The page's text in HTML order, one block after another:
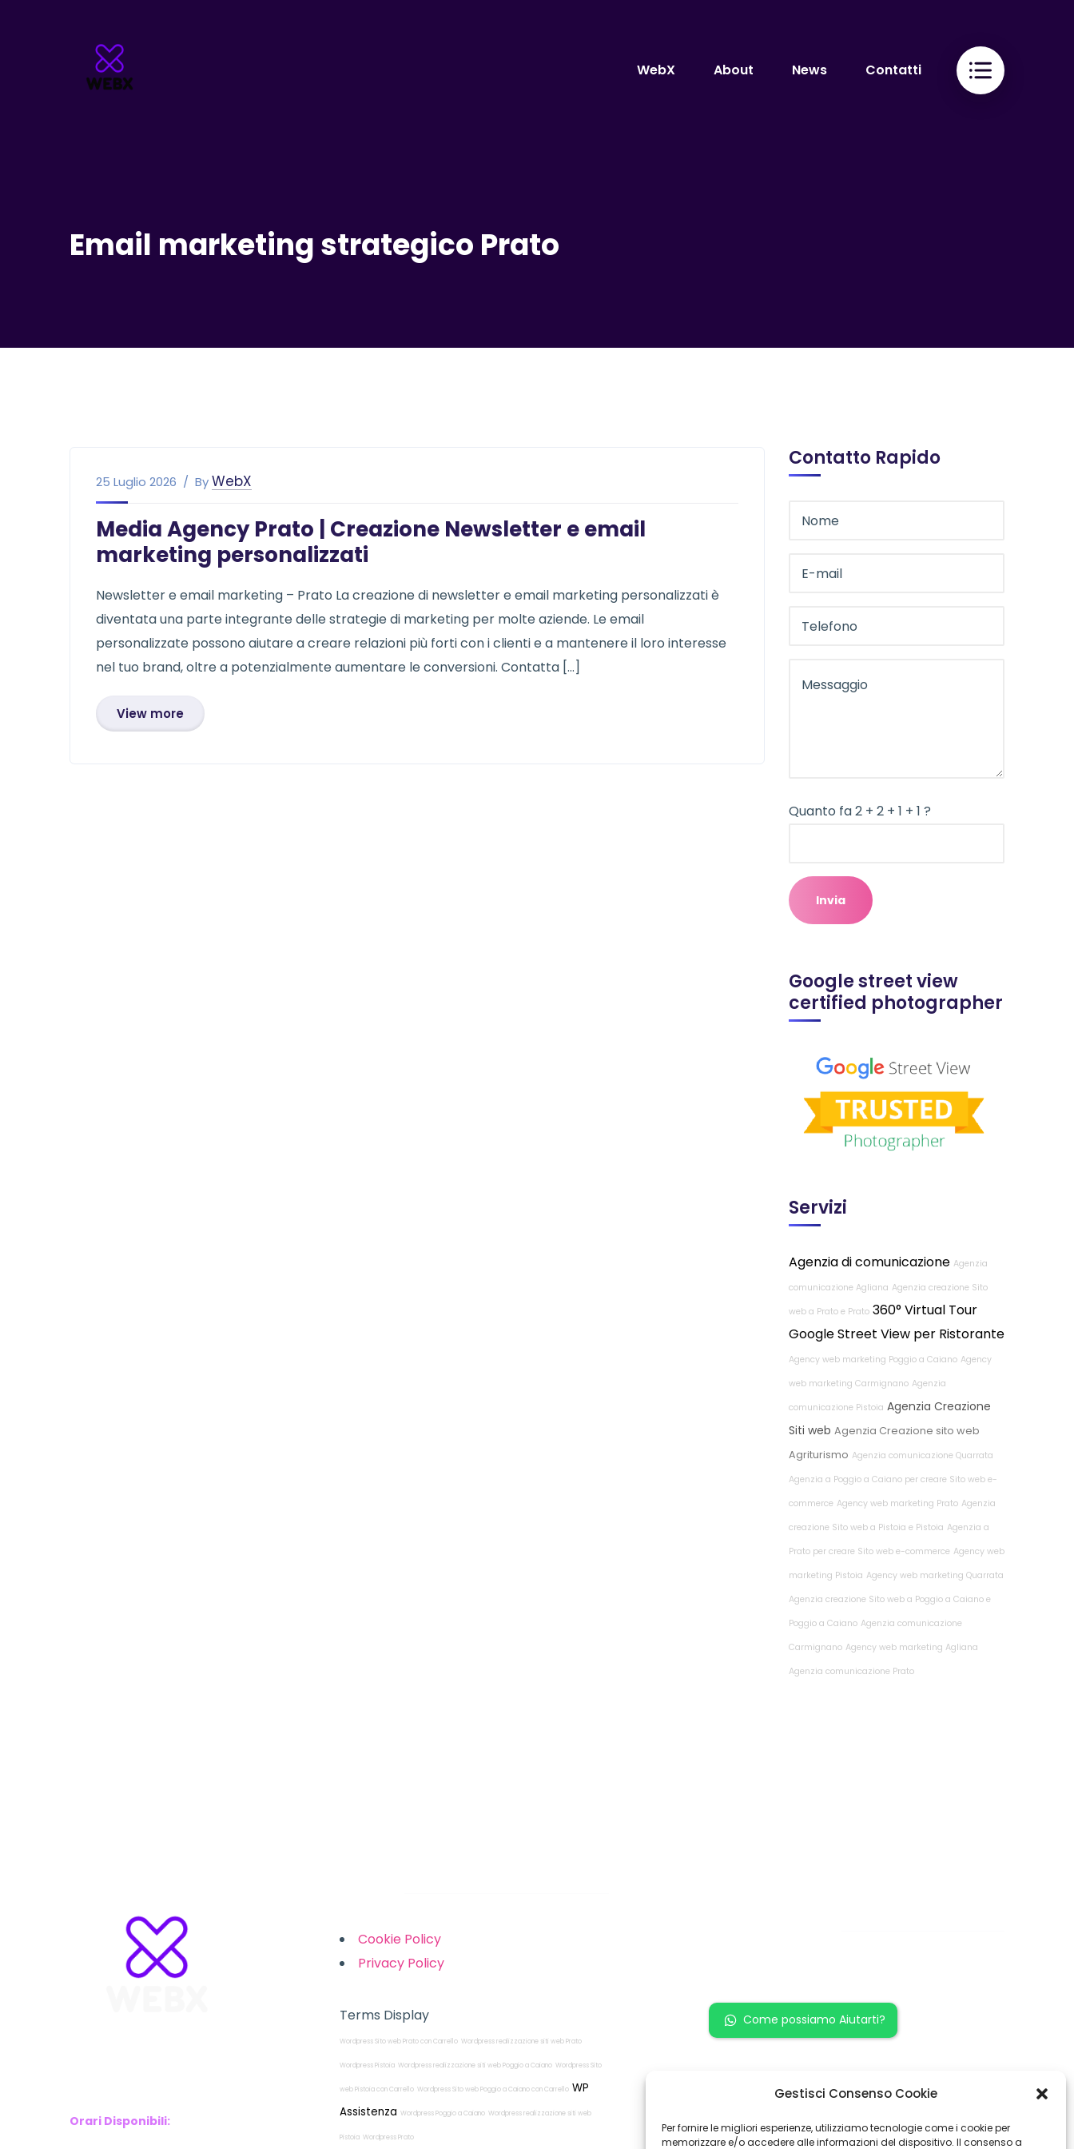
Gestisci Consenso Cookie
Per fornire le migliori esperienze, utilizziamo tecnologie come i cookie per
memorizzare e/o accedere alle informazioni del dispositivo. Il consenso a
WebX About News Contatti
Email marketing strategico Prato
25 Luglio 2026 ByWebX
Media Agency Prato | Creazione Newsletter e email
marketing personalizzati
Newsletter e email marketing – Prato La creazione di newsletter e email marketing personalizzati è
diventata una parte integrante delle strategie di marketing per molte aziende. Le email
personalizzate possono aiutare a creare relazioni più forti con i clienti e a mantenere il loro interesse
nel tuo brand, oltre a potenzialmente aumentare le conversioni. Contatta […]
View more
Contatto Rapido
Quanto fa 2 + 2 + 1 + 1 ?
Google street view
certified photographer
Servizi
Agenzia di comunicazione Agenzia
comunicazione Agliana Agenzia creazione Sito
web a Prato e Prato 360° Virtual Tour
Google Street View per Ristorante
Agency web marketing Poggio a Caiano Agency
web marketing Carmignano Agenzia
comunicazione Pistoia Agenzia Creazione
Siti web Agenzia Creazione sito web
Agriturismo Agenzia comunicazione Quarrata
Agenzia a Poggio a Caiano per creare Sito web e-
commerce Agency web marketing Prato Agenzia
creazione Sito web a Pistoia e Pistoia Agenzia a
Prato per creare Sito web e-commerce Agency web
marketing Pistoia Agency web marketing Quarrata
Agenzia creazione Sito web a Poggio a Caiano e
Poggio a Caiano Agenzia comunicazione
Carmignano Agency web marketing Agliana
Agenzia comunicazione Prato
Orari Disponibili:
Cookie Policy
Privacy Policy
Terms Display
Wordpress Sito web Prato con Carrello Wordpress realizzazione siti web Prato
Wordpress Pistoia Wordpress realizzazione siti web Poggio a Caiano Wordpress Sito
web Pistoia con Carrello Wordpress Sito web Poggio a Caiano con Carrello WP
Assistenza Wordpress Poggio a Caiano Wordpress realizzazione siti web
Pistoia Wordpress Prato
Come possiamo Aiutarti?